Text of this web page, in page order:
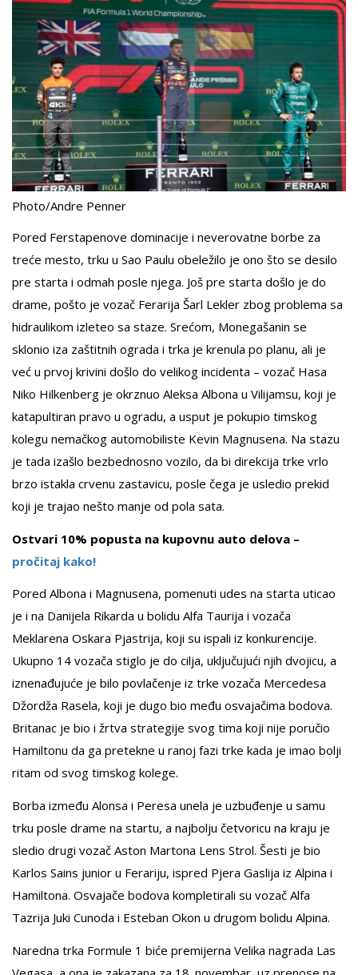
Photo/Andre Penner
Pored Ferstapenove dominacije i neverovatne borbe za
treće mesto, trku u Sao Paulu obeležilo je ono što se desilo
pre starta i odmah posle njega. Još pre starta došlo je do
drame, pošto je vozač Ferarija Šarl Lekler zbog problema sa
hidraulikom izleteo sa staze. Srećom, Monegašanin se
sklonio iza zaštitnih ograda i trka je krenula po planu, ali je
već u prvoj krivini došlo do velikog incidenta – vozač Hasa
Niko Hilkenberg je okrznuo Aleksa Albona u Vilijamsu, koji je
katapultiran pravo u ogradu, a usput je pokupio timskog
kolegu nemačkog automobiliste Kevin Magnusena. Na stazu
je tada izašlo bezbednosno vozilo, da bi direkcija trke vrlo
brzo istakla crvenu zastavicu, posle čega je usledio prekid
koji je trajao nešto manje od pola sata.
Ostvari 10% popusta na kupovnu auto delova –
pročitaj kako!
Pored Albona i Magnusena, pomenuti udes na starta uticao
je i na Danijela Rikarda u bolidu Alfa Taurija i vozača
Meklarena Oskara Pjastrija, koji su ispali iz konkurencije.
Ukupno 14 vozača stiglo je do cilja, uključujući njih dvojicu, a
iznenađujuće je bilo povlačenje iz trke vozača Mercedesa
Džordža Rasela, koji je dugo bio među osvajačima bodova.
Britanac je bio i žrtva strategije svog tima koji nije poručio
Hamiltonu da ga pretekne u ranoj fazi trke kada je imao bolji
ritam od svog timskog kolege.
Borba između Alonsa i Peresa unela je uzbuđenje u samu
trku posle drame na startu, a najbolju četvoricu na kraju je
sledio drugi vozač Aston Martona Lens Strol. Šesti je bio
Karlos Sains junior u Ferariju, ispred Pjera Gaslija iz Alpina i
Hamiltona. Osvajače bodova kompletirali su vozač Alfa
Tazrija Juki Cunoda i Esteban Okon u drugom bolidu Alpina.
Naredna trka Formule 1 biće premijerna Velika nagrada Las